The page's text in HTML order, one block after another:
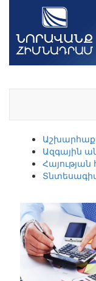
Ազգային